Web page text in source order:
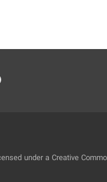
under a Creative